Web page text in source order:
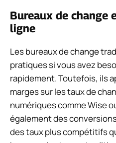
Bureaux de change
ligne
Les bureaux de change
pratiques si vous avez
rapidement. Toutefois, ils
marges sur les taux de
numériques comme Wise
également des
des taux plus compétitifs